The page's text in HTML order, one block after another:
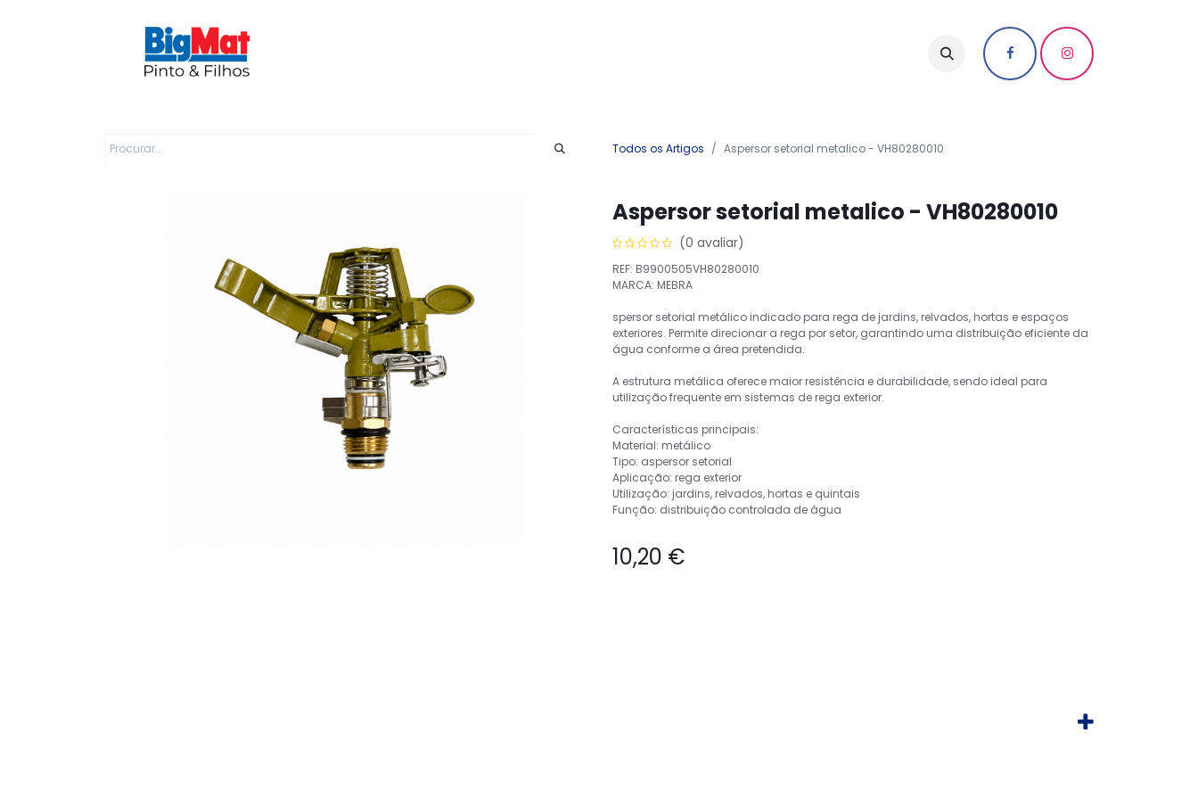
Todos os Artigos Aspersor setorial metalico - VH80280010
Aspersor setorial metalico - VH80280010
(0 avaliar)
REF: B9900505VH80280010
MARCA: MEBRA
spersor setorial metálico indicado para rega de jardins, relvados, hortas e espaços
exteriores. Permite direcionar a rega por setor, garantindo uma distribuição eficiente da
água conforme a área pretendida.
A estrutura metálica oferece maior resistência e durabilidade, sendo ideal para
utilização frequente em sistemas de rega exterior.
Características principais:
Material: metálico
Tipo: aspersor setorial
Aplicação: rega exterior
Utilização: jardins, relvados, hortas e quintais
Função: distribuição controlada de água
10,20 €